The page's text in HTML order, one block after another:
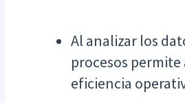
Al analizar los
procesos
eficiencia